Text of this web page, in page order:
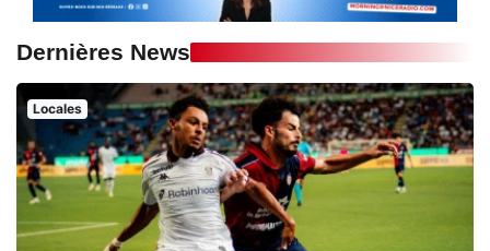
Dernières News
Locales